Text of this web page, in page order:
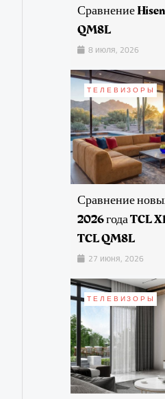
Сравнение
QM8L
8 июля, 2026
ТЕЛЕВИЗОРЫ
Сравнение
2026 года TCL
TCL QM8L
27 июня, 2026
ТЕЛЕВИЗОРЫ